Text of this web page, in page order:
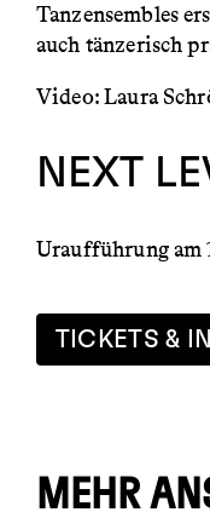
Tanzensembles
auch tänzerisch
Video: Laura
NEXT
Uraufführung am
TICKETS &
MEHR